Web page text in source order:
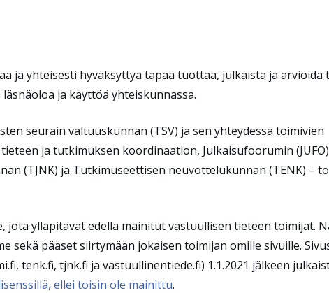
ja yhteisesti hyväksyttyä tapaa tuottaa, julkaista ja
ja käyttöä yhteiskunnassa.
seurain valtuuskunnan (TSV) ja sen yhteydessä toimivien
ja tutkimuksen koordinaation, Julkaisufoorumin
(TJNK) ja Tutkimuseettisen neuvottelukunnan (TENK) –
jota ylläpitävät edellä mainitut vastuullisen tieteen toimijat.
sekä pääset siirtymään jokaisen toimijan omille sivuille. S
tenk.fi, tjnk.fi ja vastuullinentiede.fi) 1.1.2021 jälkeen
ellei toisin ole mainittu.